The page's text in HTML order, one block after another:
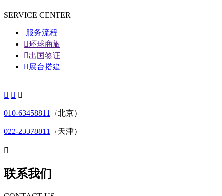
SERVICE CENTER
 服务流程
环球商旅
出国签证
 展台搭建
  
010-63458811 （北京）
022-23378811 （天津）

联系我们